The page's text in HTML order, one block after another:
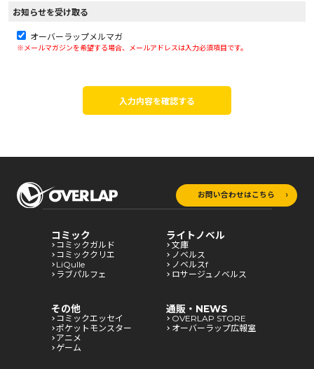
お知らせを受け取る
オーバーラップメルマガ
※メールマガジンを希望する場合、メールアドレスは入力必須項目です。
入力内容を確認する
お問い合わせはこちら
コミック
コミックガルド
コミッククリエ
LiQulle
ラブパルフェ
ライトノベル
文庫
ノベルス
ノベルスf
ロサージュノベルス
その他
コミックエッセイ
ポケットモンスター
アニメ
ゲーム
通販・NEWS
OVERLAP STORE
オーバーラップ広報室